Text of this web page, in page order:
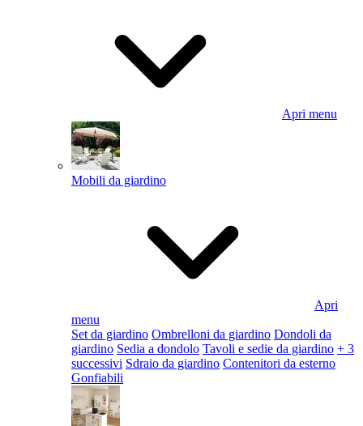
Apri menu
Mobili da giardino
Apri
menu
Set da giardino Ombrelloni da giardino Dondoli da
giardino Sedia a dondolo Tavoli e sedie da giardino + 3
successivi Sdraio da giardino Contenitori da esterno
Gonfiabili